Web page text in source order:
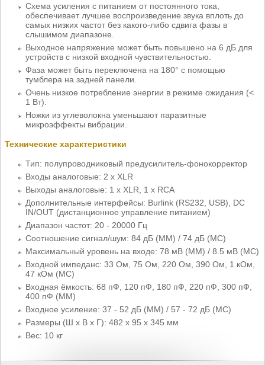
Схема усиления с питанием от постоянного тока,
обеспечивает лучшее воспроизведение звука вплоть до
самых низких частот без какого-либо сдвига фазы в
слышимом диапазоне.
Выходное напряжение может быть повышено на 6 дБ для
устройств с низкой входной чувствительностью.
Фаза может быть переключена на 180° с помощью
тумблера на задней панели.
Очень низкое потребление энергии в режиме ожидания (<
1 Вт).
Ножки из углеволокна уменьшают паразитные
микроэффекты вибрации.
Технические характеристики
Тип: полупроводниковый предусилитель-фонокорректор
Входы аналоговые: 2 х XLR
Выходы аналоговые: 1 x XLR, 1 х RCA
Дополнительные интерфейсы: Burlink (RS232, USB), DC
IN/OUT (дистанционное управление питанием)
Диапазон частот: 20 - 20000 Гц
Соотношение сигнал/шум: 84 дБ (MM) / 74 дБ (MC)
Максимальный уровень на входе: 78 мВ (MM) / 8.5 мВ (MC)
Входной импеданс: 33 Ом, 75 Ом, 220 Ом, 390 Ом, 1 кОм,
47 кОм (МС)
Входная ёмкость: 68 пФ, 120 пФ, 180 пФ, 220 пФ, 300 пФ,
400 пФ (МM)
Входное усиление: 37 - 52 дБ (ММ) / 57 - 72 дБ (МС)
Размеры (Ш x В x Г): 482 x 95 х 345 мм
Вес: 10 кг